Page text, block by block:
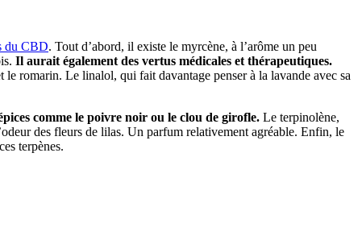
du CBD. Tout d’abord, il existe le myrcène, à l’arôme un peu
Il aurait également des vertus médicales et thérapeutiques.
romarin. Le linalol, qui fait davantage penser à la lavande avec sa
comme le poivre noir ou le clou de girofle. Le terpinolène,
des fleurs de lilas. Un parfum relativement agréable. Enfin, le
terpènes.